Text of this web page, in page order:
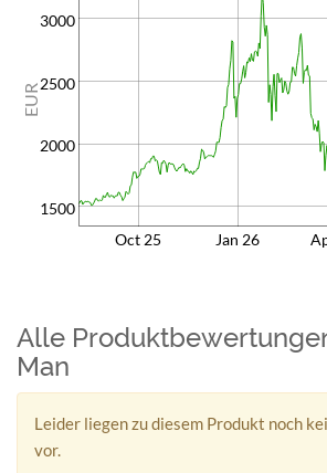
1500
2000
2500
3000
Oct 25 Jan 26
EUR
Alle
Man
Leider liegen zu diesem Produkt noch
vor.